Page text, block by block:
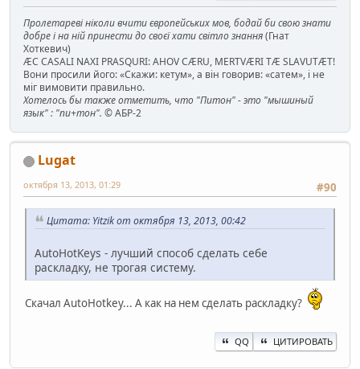
Пролетареві ніколи вчити європейських мов, бодай би свою знати
добре і на ній принести до своєї хати світло знання(Гнат
Хоткевич)
ÆC CASALI NAXI PRASQURI: AHOV CÆRU, MERTVÆRI TÆ SLAVUTÆT!
Вони просили його: «Скажи: кетум», а він говорив: «сатем», і не
міг вимовити правильно.
Хотелось бы также отметить, что "Питон" - это "мышиный
язык" : "пи+тон". © АБР-2
Lugat
#90
октября 13, 2013, 01:29
Цитата: Yitzik от октября 13, 2013, 00:42
AutoHotKeys - лучший способ сделать себе
раскладку, не трогая систему.
Скачал AutoHotkey... А как на нем сделать раскладку?
QQ ЦИТИРОВАТЬ